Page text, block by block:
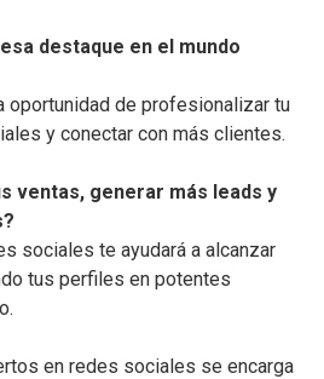
destaque en el mundo
oportunidad de profesionalizar tu
y conectar con más clientes.
ventas, generar más leads y
sociales te ayudará a alcanzar
tus perfiles en potentes
en redes sociales se encarga